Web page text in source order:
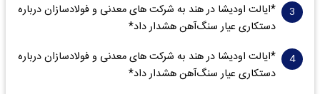
*ایالت اودیشا در هند به شرکت های معدنی و فولادسازان درباره
دستکاری عیار سنگ‌آهن هشدار داد*
*ایالت اودیشا در هند به شرکت های معدنی و فولادسازان درباره
دستکاری عیار سنگ‌آهن هشدار داد*